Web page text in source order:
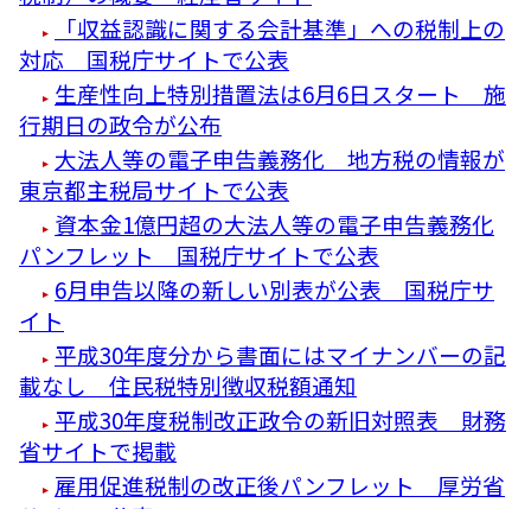
「収益認識に関する会計基準」への税制上の
対応 国税庁サイトで公表
生産性向上特別措置法は6月6日スタート 施
行期日の政令が公布
大法人等の電子申告義務化 地方税の情報が
東京都主税局サイトで公表
資本金1億円超の大法人等の電子申告義務化
パンフレット 国税庁サイトで公表
6月申告以降の新しい別表が公表 国税庁サ
イト
平成30年度分から書面にはマイナンバーの記
載なし 住民税特別徴収税額通知
平成30年度税制改正政令の新旧対照表 財務
省サイトで掲載
雇用促進税制の改正後パンフレット 厚労省